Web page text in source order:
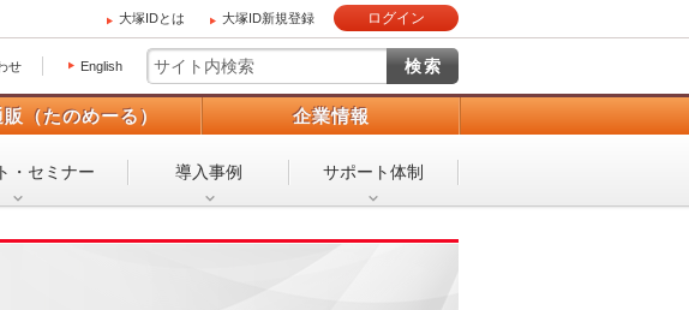
大塚IDとは 大塚ID新規登録 ログイン
せ English
販（たのめーる） 企業情報
・ セミナー 導入事例 サポート体制